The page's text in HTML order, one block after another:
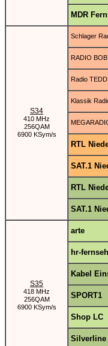
MDR
S34
410 MHz
256QAM
6900 KSym/s
Schlager
RADIO BOB!
Radio
Klassik
RTL
SAT.1
RTL
SAT.1
S35
418 MHz
256QAM
6900 KSym/s
arte
hr-
Kabel
SPORT1
Shop LC
Silverline